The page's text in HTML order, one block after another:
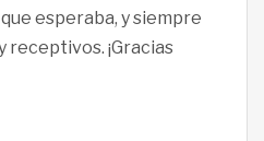
esperaba, y siempre
¡Gracias